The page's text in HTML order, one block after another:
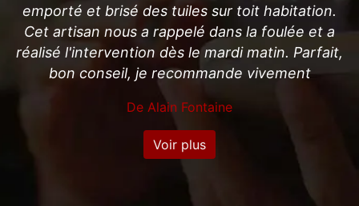
en plus d'un travail très soigné et très
professionnel. Super boulot ! Merci
De Sylvie
Voir plus